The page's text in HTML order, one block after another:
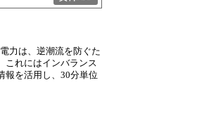
力は、逆潮流を防ぐた
これにはインバランス
報を活用し、30分単位